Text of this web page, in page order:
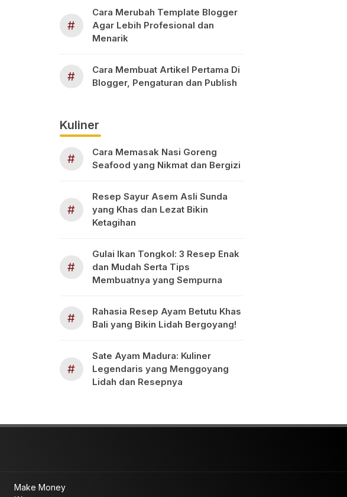
#
Cara Merubah Template Blogger
Agar Lebih Profesional dan
Menarik
#
Cara Membuat Artikel Pertama Di
Blogger, Pengaturan dan Publish
Kuliner
#
Cara Memasak Nasi Goreng
Seafood yang Nikmat dan Bergizi
#
Resep Sayur Asem Asli Sunda
yang Khas dan Lezat Bikin
Ketagihan
#
Gulai Ikan Tongkol: 3 Resep Enak
dan Mudah Serta Tips
Membuatnya yang Sempurna
#
Rahasia Resep Ayam Betutu Khas
Bali yang Bikin Lidah Bergoyang!
#
Sate Ayam Madura: Kuliner
Legendaris yang Menggoyang
Lidah dan Resepnya
Make Money